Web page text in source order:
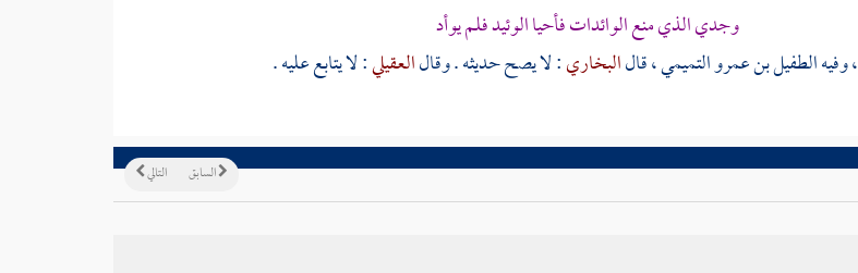
وجدي الذي منع الوائدات فأحيا الوئيد فلم يوأد
، وفيهالطفيل بن عمرو التميمي، قالالبخاري: لا يصح حديثه . وقالالعقيلي: لا يتابع عليه .
التالي السابق